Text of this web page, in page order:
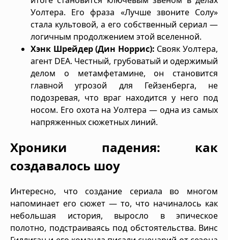
Уолтера. Его фраза «Лучше звоните Солу»
стала культовой, а его собственный сериал —
логичным продолжением этой вселенной.
Хэнк Шрейдер (Дин Норрис): Свояк Уолтера,
агент DEA. Честный, грубоватый и одержимый
делом о метамфетамине, он становится
главной угрозой для Гейзенберга, не
подозревая, что враг находится у него под
носом. Его охота на Уолтера — одна из самых
напряженных сюжетных линий.
Хроники падения: как
создавалось шоу
Интересно, что создание сериала во многом
напоминает его сюжет — то, что начиналось как
небольшая история, выросло в эпическое
полотно, подстраиваясь под обстоятельства. Винс